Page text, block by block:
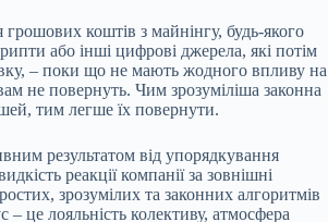
коштів з майнінгу, будь-якого
або інші цифрові джерела, які потім
– поки що не мають жодного впливу на
не повернуть. Чим зрозуміліша законна
тим легше їх повернути.
результатом від упорядкування
реакції компанії за зовнішні
зрозумілих та законних алгоритмів
– це лояльність колективу, атмосфера